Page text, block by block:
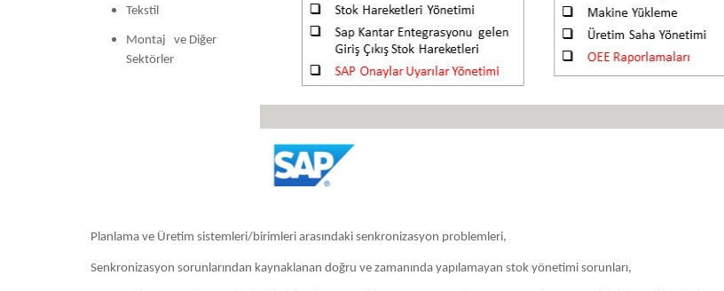
Tekstil
Montaj ve Diğer
Sektörler
Planlama ve Üretim sistemleri/birimleri arasındaki senkronizasyon problemleri,
Senkronizasyon sorunlarından kaynaklanan doğru ve zamanında yapılamayan stok yönetimi sorunları,